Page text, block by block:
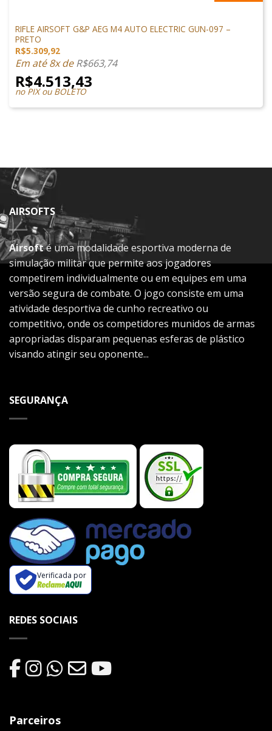
RIFLE AIRSOFT G&P AEG M4 AUTO ELECTRIC GUN-097 –
PRETO
R$5.309,92
Em até 8x deR$663,74
R$4.513,43
no PIX ou BOLETO
AIRSOFTS
Airsofté uma modalidade esportiva moderna de
simulação militar que permite aos jogadores
competirem individualmente ou em equipes em uma
versão segura de combate. O jogo consiste em uma
atividade desportiva de cunho recreativo ou
competitivo, onde os competidores munidos de armas
apropriadas disparam pequenas esferas de plástico
visando atingir seu oponente...
SEGURANÇA
Verificada por
REDES SOCIAIS
Parceiros